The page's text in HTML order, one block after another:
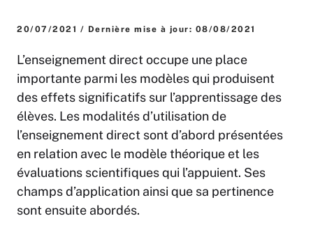
20/07/2021 / Dernière mise à jour: 08/08/2021
L’enseignement direct occupe une place
importante parmi les modèles qui produisent
des effets significatifs sur l’apprentissage des
élèves. Les modalités d’utilisation de
l’enseignement direct sont d’abord présentées
en relation avec le modèle théorique et les
évaluations scientifiques qui l’appuient. Ses
champs d’application ainsi que sa pertinence
sont ensuite abordés.